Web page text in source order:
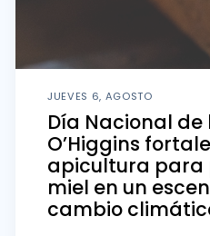
JUEVES 6, AGOSTO
Día Nacional de
O’Higgins
apicultura para
miel en un
cambio